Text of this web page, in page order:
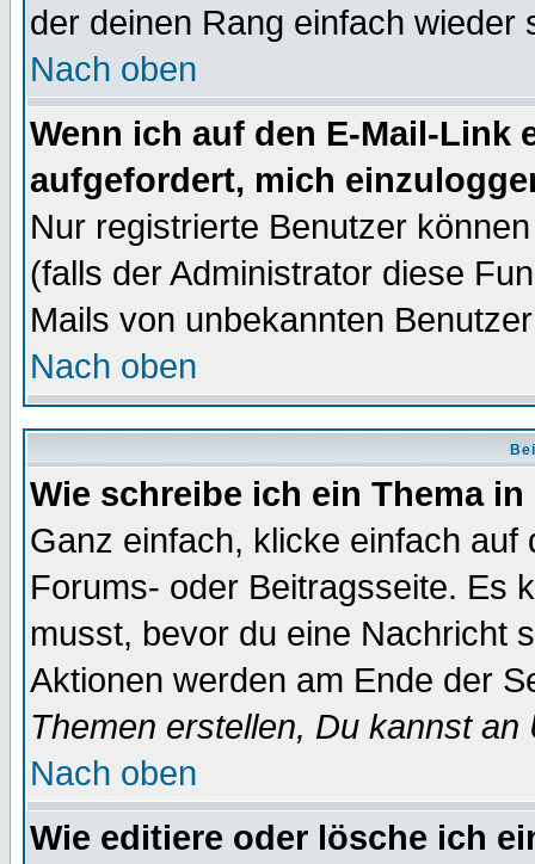
der deinen Rang einfach wieder
Nach oben
Wenn ich auf den E-Mail-Link
aufgefordert, mich
Nur registrierte Benutzer
(falls der Administrator diese
Mails von unbekannten
Nach oben
Wie schreibe ich ein Thema
Ganz einfach, klicke einfach
Forums- oder Beitragsseite. Es
musst, bevor du eine Nachricht
Aktionen werden am Ende der
Themen erstellen, Du kannst
Nach oben
Wie editiere oder lösche ich